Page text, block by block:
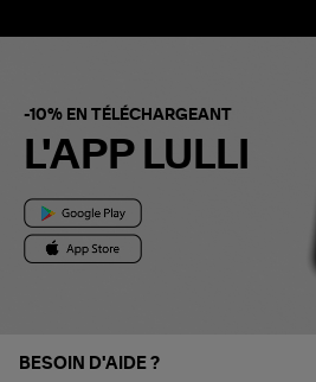
-10% EN TÉLÉCHARGEANT
L'APP LULLI
BESOIN D'AIDE ?